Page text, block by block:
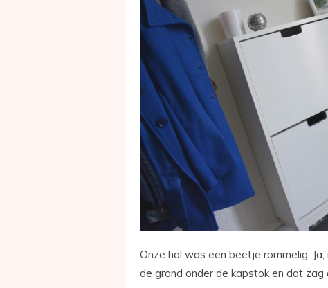
Onze hal was een beetje rommelig.
de grond onder de kapstok en dat